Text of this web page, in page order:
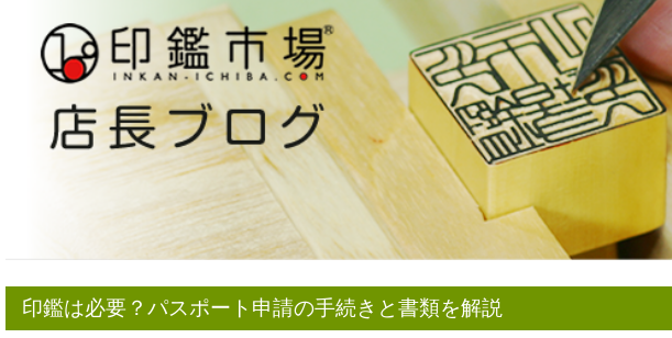
印鑑は必要？パスポート申請の手続きと書類を解説